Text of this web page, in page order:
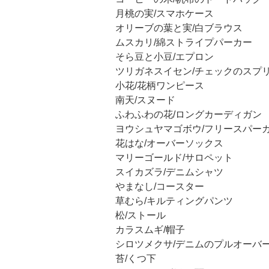
月桃の実/スマホケース
オリーブの葉と実/白ブラウス
ムスカリ/綿ストライプパーカー
そら豆と小豆/エプロン
ツリガネスイセン/チェックのスプ
小花/花柄ワンピース
南天/スヌード
ふわふわの花/ロングカーディガン
ヨウシュヤマゴボウ/フリースパー
花はな/オーバーソックス
マリーゴールド/サロペット
スイカズラ/デニムシャツ
やまなし/コースター
草むら/キルティングパンツ
松/ストール
カラスムギ/帽子
シロツメクサ/デニムのプルオーバ
苔/くつ下